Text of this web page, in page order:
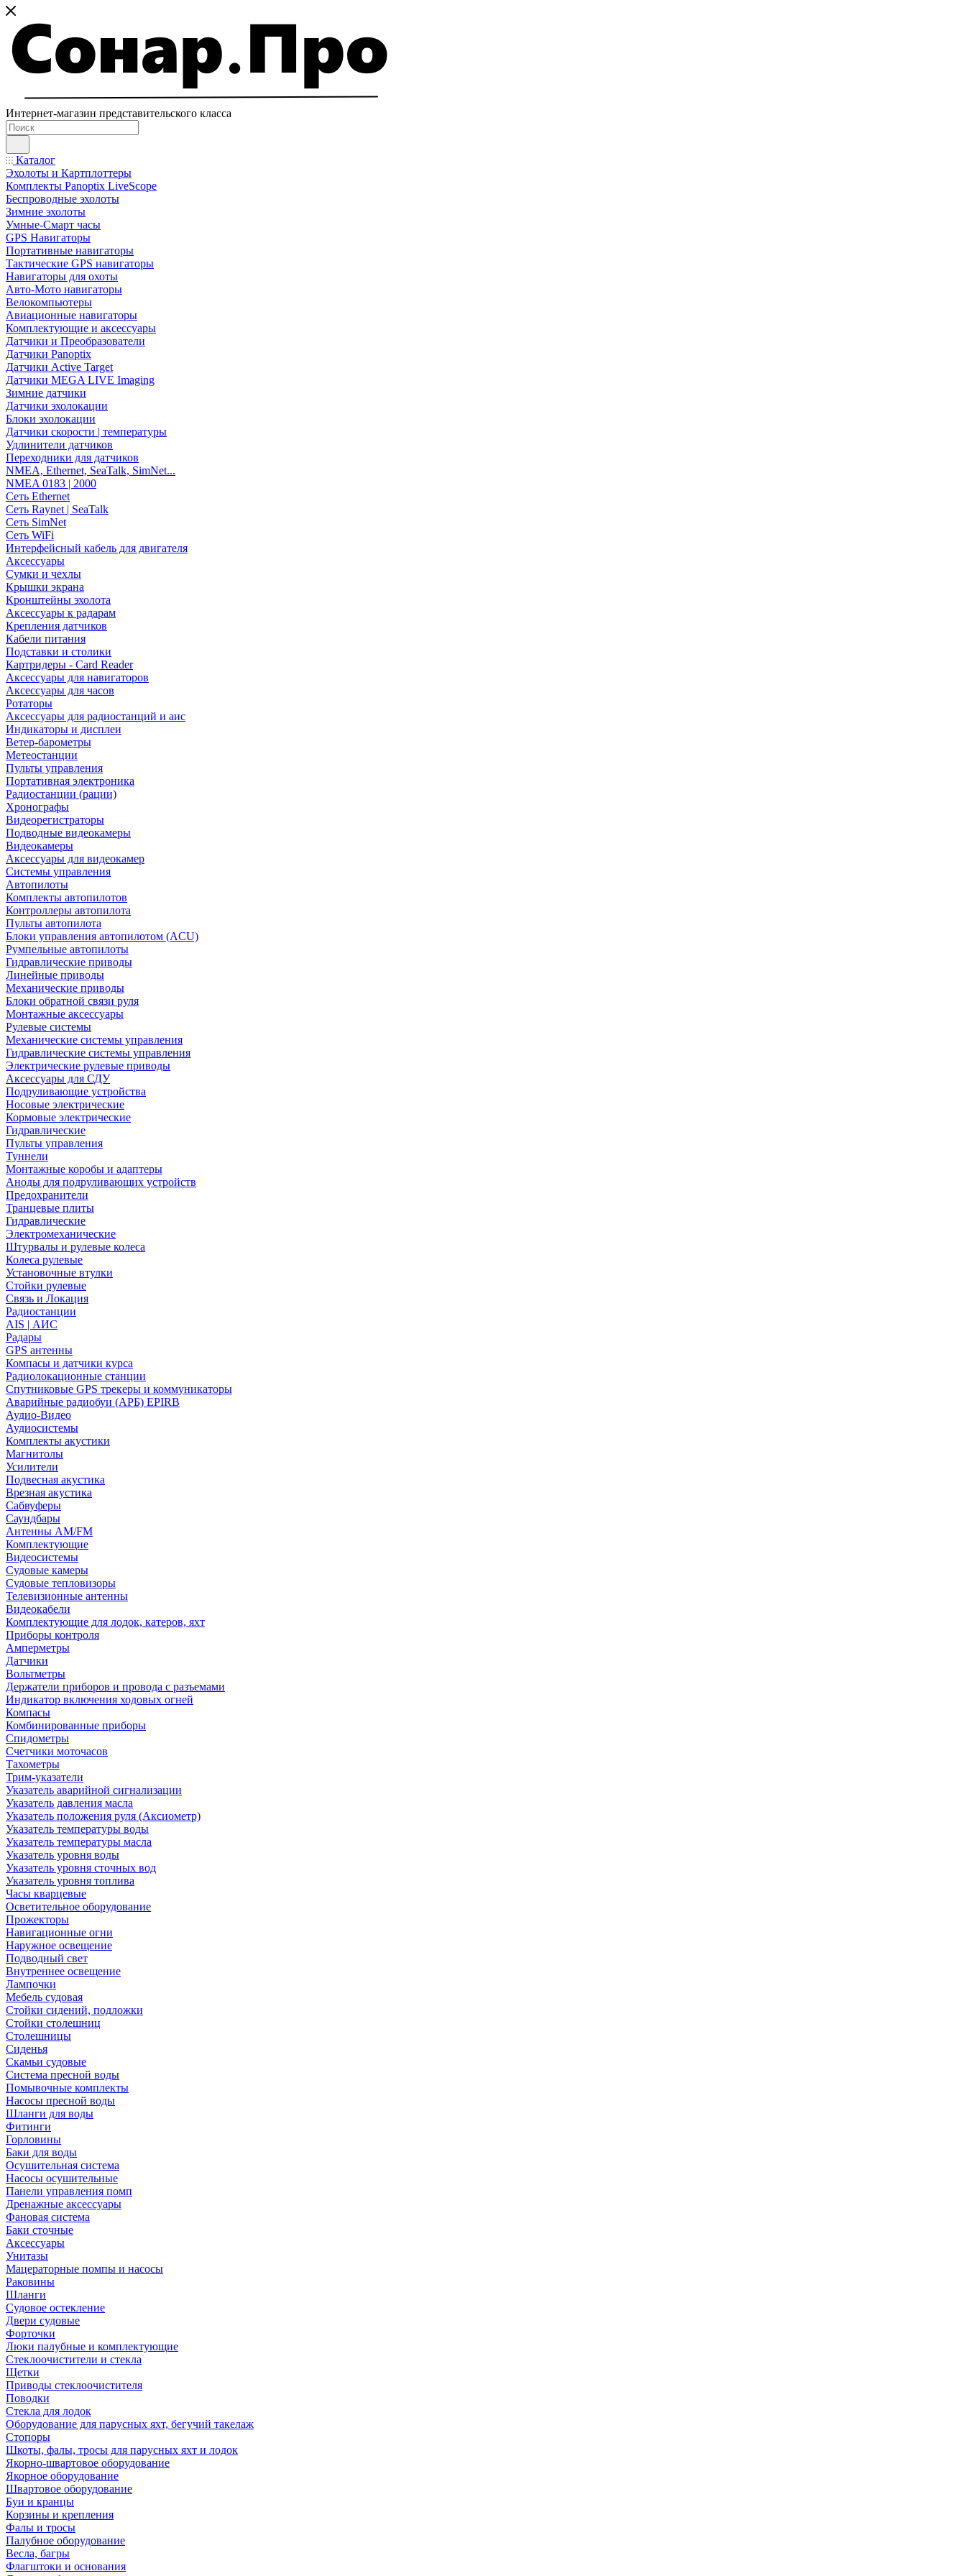
Интернет-магазин представительского класса
Каталог
Эхолоты и Картплоттеры
Комплекты Panoptix LiveScope
Беспроводные эхолоты
Зимние эхолоты
Умные-Смарт часы
GPS Навигаторы
Портативные навигаторы
Тактические GPS навигаторы
Навигаторы для охоты
Авто-Мото навигаторы
Велокомпьютеры
Авиационные навигаторы
Комплектующие и аксессуары
Датчики и Преобразователи
Датчики Panoptix
Датчики Active Target
Датчики MEGA LIVE Imaging
Зимние датчики
Датчики эхолокации
Блоки эхолокации
Датчики скорости | температуры
Удлинители датчиков
Переходники для датчиков
NMEA, Ethernet, SeaTalk, SimNet...
NMEA 0183 | 2000
Сеть Ethernet
Сеть Raynet | SeaTalk
Сеть SimNet
Сеть WiFi
Интерфейсный кабель для двигателя
Аксессуары
Сумки и чехлы
Крышки экрана
Кронштейны эхолота
Аксессуары к радарам
Крепления датчиков
Кабели питания
Подставки и столики
Картридеры - Card Reader
Аксессуары для навигаторов
Аксессуары для часов
Ротаторы
Аксессуары для радиостанций и аис
Индикаторы и дисплеи
Ветер-барометры
Метеостанции
Пульты управления
Портативная электроника
Радиостанции (рации)
Хронографы
Видеорегистраторы
Подводные видеокамеры
Видеокамеры
Аксессуары для видеокамер
Системы управления
Автопилоты
Комплекты автопилотов
Контроллеры автопилота
Пульты автопилота
Блоки управления автопилотом (ACU)
Румпельные автопилоты
Гидравлические приводы
Линейные приводы
Механические приводы
Блоки обратной связи руля
Монтажные аксессуары
Рулевые системы
Механические системы управления
Гидравлические системы управления
Электрические рулевые приводы
Аксессуары для СДУ
Подруливающие устройства
Носовые электрические
Кормовые электрические
Гидравлические
Пульты управления
Туннели
Монтажные коробы и адаптеры
Аноды для подруливающих устройств
Предохранители
Транцевые плиты
Гидравлические
Электромеханические
Штурвалы и рулевые колеса
Колеса рулевые
Установочные втулки
Стойки рулевые
Связь и Локация
Радиостанции
AIS | АИС
Радары
GPS антенны
Компасы и датчики курса
Радиолокационные станции
Спутниковые GPS трекеры и коммуникаторы
Аварийные радиобуи (АРБ) EPIRB
Аудио-Видео
Аудиосистемы
Комплекты акустики
Магнитолы
Усилители
Подвесная акустика
Врезная акустика
Сабвуферы
Саундбары
Антенны AM/FM
Комплектующие
Видеосистемы
Судовые камеры
Cудовые тепловизоры
Телевизионные антенны
Видеокабели
Комплектующие для лодок, катеров, яхт
Приборы контроля
Амперметры
Датчики
Вольтметры
Держатели приборов и провода с разъемами
Индикатор включения ходовых огней
Компасы
Комбинированные приборы
Спидометры
Счетчики моточасов
Тахометры
Трим-указатели
Указатель аварийной сигнализации
Указатель давления масла
Указатель положения руля (Аксиометр)
Указатель температуры воды
Указатель температуры масла
Указатель уровня воды
Указатель уровня сточных вод
Указатель уровня топлива
Часы кварцевые
Осветительное оборудование
Прожекторы
Навигационные огни
Наружное освещение
Подводный свет
Внутреннее освещение
Лампочки
Мебель судовая
Стойки сидений, подложки
Стойки столешниц
Столешницы
Сиденья
Скамьи судовые
Система пресной воды
Помывочные комплекты
Насосы пресной воды
Шланги для воды
Фитинги
Горловины
Баки для воды
Осушительная система
Насосы осушительные
Панели управления помп
Дренажные аксессуары
Фановая система
Баки сточные
Аксессуары
Унитазы
Мацераторные помпы и насосы
Раковины
Шланги
Судовое остекление
Двери судовые
Форточки
Люки палубные и комплектующие
Стеклоочистители и стекла
Щетки
Приводы стеклоочистителя
Поводки
Стекла для лодок
Оборудование для парусных яхт, бегучий такелаж
Стопоры
Шкоты, фалы, тросы для парусных яхт и лодок
Якорно-швартовое оборудование
Якорное оборудование
Швартовое оборудование
Буи и кранцы
Корзины и крепления
Фалы и тросы
Палубное оборудование
Весла, багры
Флагштоки и основания